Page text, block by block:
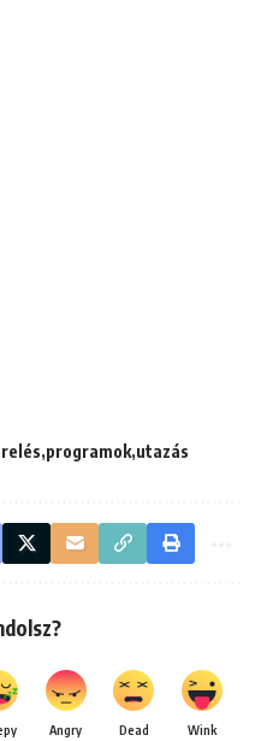
programok utazás
Angry Dead Wink